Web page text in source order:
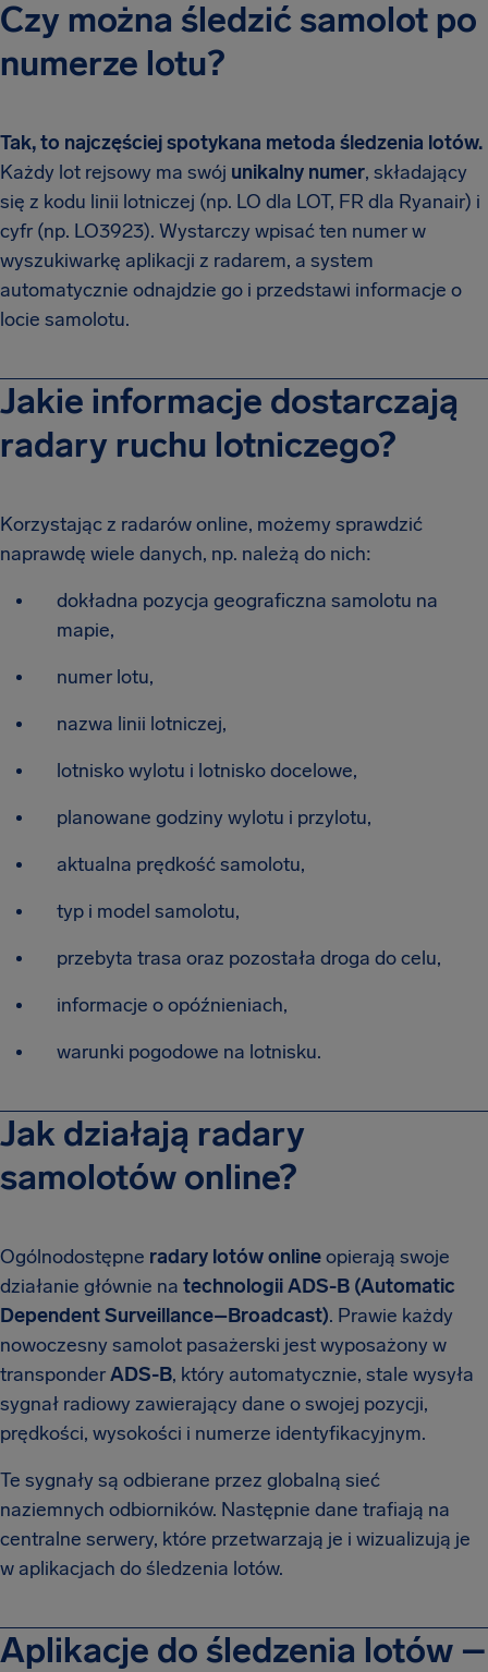
Czy można śledzić samolot po
numerze lotu?
Tak, to najczęściej spotykana metoda śledzenia lotów.
Każdy lot rejsowy ma swój unikalny numer, składający
się z kodu linii lotniczej (np. LO dla LOT, FR dla Ryanair) i
cyfr (np. LO3923). Wystarczy wpisać ten numer w
wyszukiwarkę aplikacji z radarem, a system
automatycznie odnajdzie go i przedstawi informacje o
locie samolotu.
Jakie informacje dostarczają
radary ruchu lotniczego?
Korzystając z radarów online, możemy sprawdzić
naprawdę wiele danych, np. należą do nich:
dokładna pozycja geograficzna samolotu na
mapie,
numer lotu,
nazwa linii lotniczej,
lotnisko wylotu i lotnisko docelowe,
planowane godziny wylotu i przylotu,
aktualna prędkość samolotu,
typ i model samolotu,
przebyta trasa oraz pozostała droga do celu,
informacje o opóźnieniach,
warunki pogodowe na lotnisku.
Jak działają radary
samolotów online?
Ogólnodostępne radary lotów onlineopierają swoje
działanie głównie na technologii ADS-B (Automatic
Dependent Surveillance–Broadcast). Prawie każdy
nowoczesny samolot pasażerski jest wyposażony w
transponderADS-B, który automatycznie, stale wysyła
sygnał radiowy zawierający dane o swojej pozycji,
prędkości, wysokości i numerze identyfikacyjnym.
Te sygnały są odbierane przez globalną sieć
naziemnych odbiorników. Następnie dane trafiają na
centralne serwery, które przetwarzają je i wizualizują je
w aplikacjach do śledzenia lotów.
Aplikacje do śledzenia lotów –